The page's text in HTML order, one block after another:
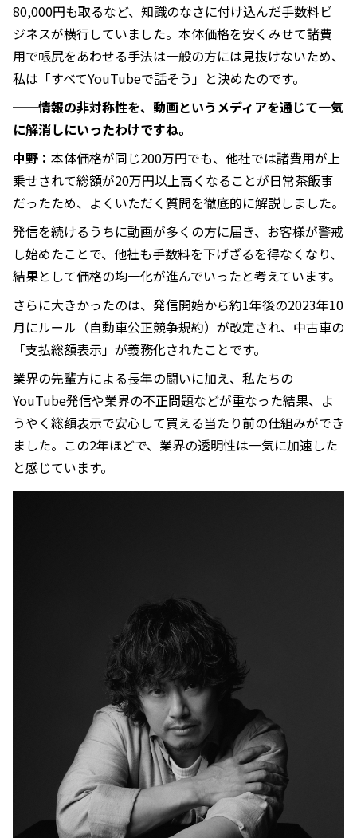
80,000円も取るなど、知識のなさに付け込んだ手数料ビ
ジネスが横行していました。本体価格を安くみせて諸費
用で帳尻をあわせる手法は一般の方には見抜けないため、
私は「すべてYouTubeで話そう」と決めたのです。
──情報の非対称性を、動画というメディアを通じて一気
に解消しにいったわけですね。
中野： 本体価格が同じ200万円でも、他社では諸費用が上
乗せされて総額が20万円以上高くなることが日常茶飯事
だったため、よくいただく質問を徹底的に解説しました。
発信を続けるうちに動画が多くの方に届き、お客様が警戒
し始めたことで、他社も手数料を下げざるを得なくなり、
結果として価格の均一化が進んでいったと考えています。
さらに大きかったのは、発信開始から約1年後の2023年10
月にルール（自動車公正競争規約）が改定され、中古車の
「支払総額表示」が義務化されたことです。
業界の先輩方による長年の闘いに加え、私たちの
YouTube発信や業界の不正問題などが重なった結果、よ
うやく総額表示で安心して買える当たり前の仕組みができ
ました。この2年ほどで、業界の透明性は一気に加速した
と感じています。